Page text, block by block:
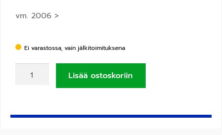
vm. 2006 >
Ei varastossa, vain jälkitoimituksena
Lisää ostoskoriin